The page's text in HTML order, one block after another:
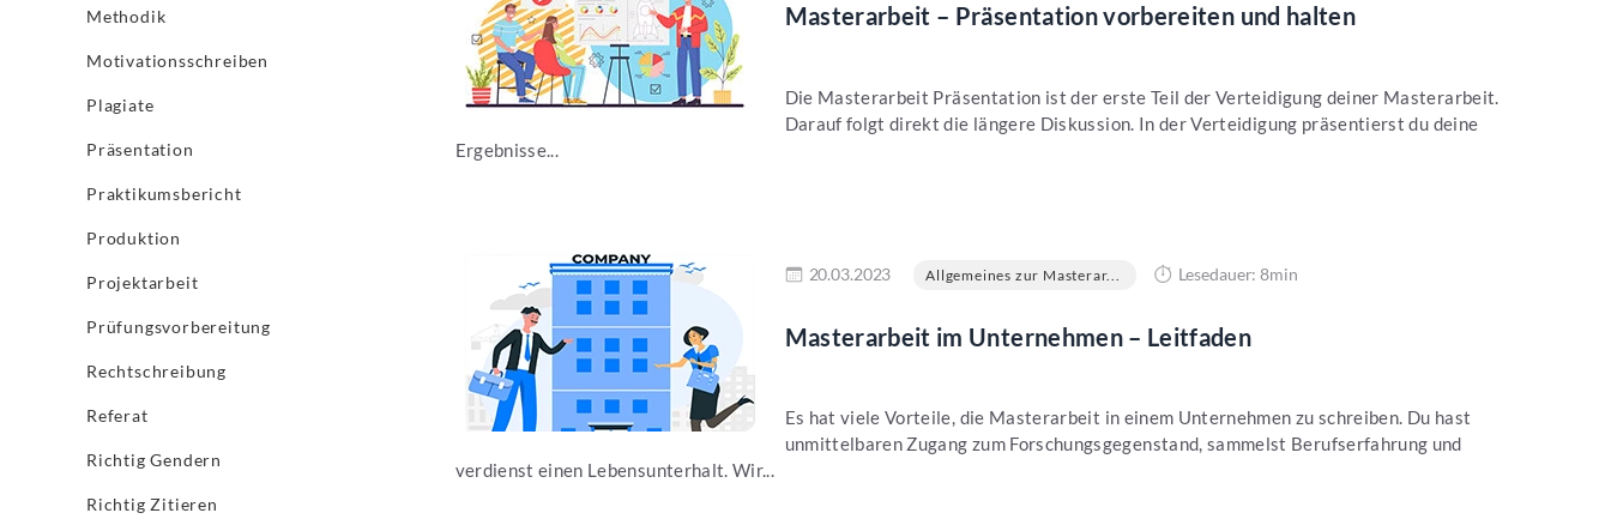
Methodik
Motivationsschreiben
Plagiate
Präsentation
Praktikumsbericht
Produktion
Projektarbeit
Prüfungsvorbereitung
Rechtschreibung
Referat
Richtig Gendern
Richtig Zitieren
Masterarbeit – Präsentation vorbereiten und halten
Die Masterarbeit Präsentation ist der erste Teil der Verteidigung deiner Masterarbeit.
Darauf folgt direkt die längere Diskussion. In der Verteidigung präsentierst du deine
Ergebnisse...
Jetzt lesen 20.03.2023 Allgemeines zur Masterar... Lesedauer: 8min
Masterarbeit im Unternehmen – Leitfaden
Es hat viele Vorteile, die Masterarbeit in einem Unternehmen zu schreiben. Du hast
unmittelbaren Zugang zum Forschungsgegenstand, sammelst Berufserfahrung und
verdienst einen Lebensunterhalt. Wir...